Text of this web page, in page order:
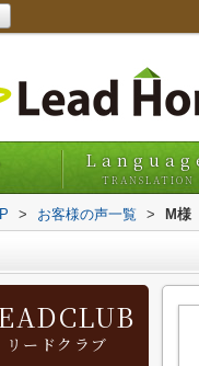
TRANSLATION
> お客様の声一覧 > M様
リードクラブ